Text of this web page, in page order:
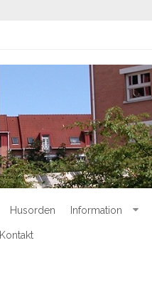
Husorden Information
Kontakt